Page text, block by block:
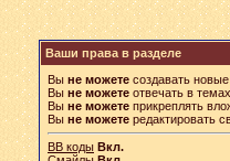
Ваши права в разделе
Вы не можете создавать
Вы не можете отвечать в темах
Вы не можете прикреплять
Вы не можете редактировать
BB коды Вкл.